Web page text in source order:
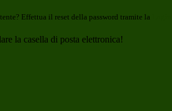
Effettua il reset della password tramite la
la casella di posta elettronica!